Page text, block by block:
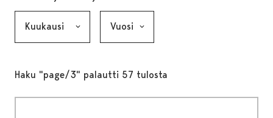
Haku "page/3" palautti 57 tulosta